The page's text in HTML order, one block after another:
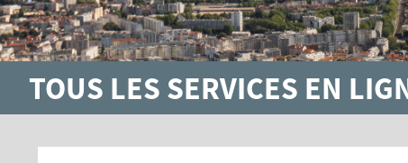
TOUS LES SERVICES EN